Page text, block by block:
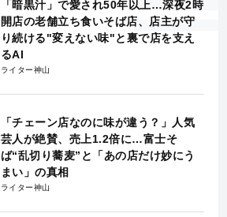
「暗黒汁」で愛され50年以上…深夜2時
開店の老舗立ち食いそば店、店主が守
り続ける"変えない味"と裏で店を支え
るAI
ライター神山
「チェーン店なのに味が違う？」人気
芸人が絶賛、売上1.2倍に…富士そ
ば“乱切り蕎麦”と「あの店だけ妙にう
まい」の真相
ライター神山